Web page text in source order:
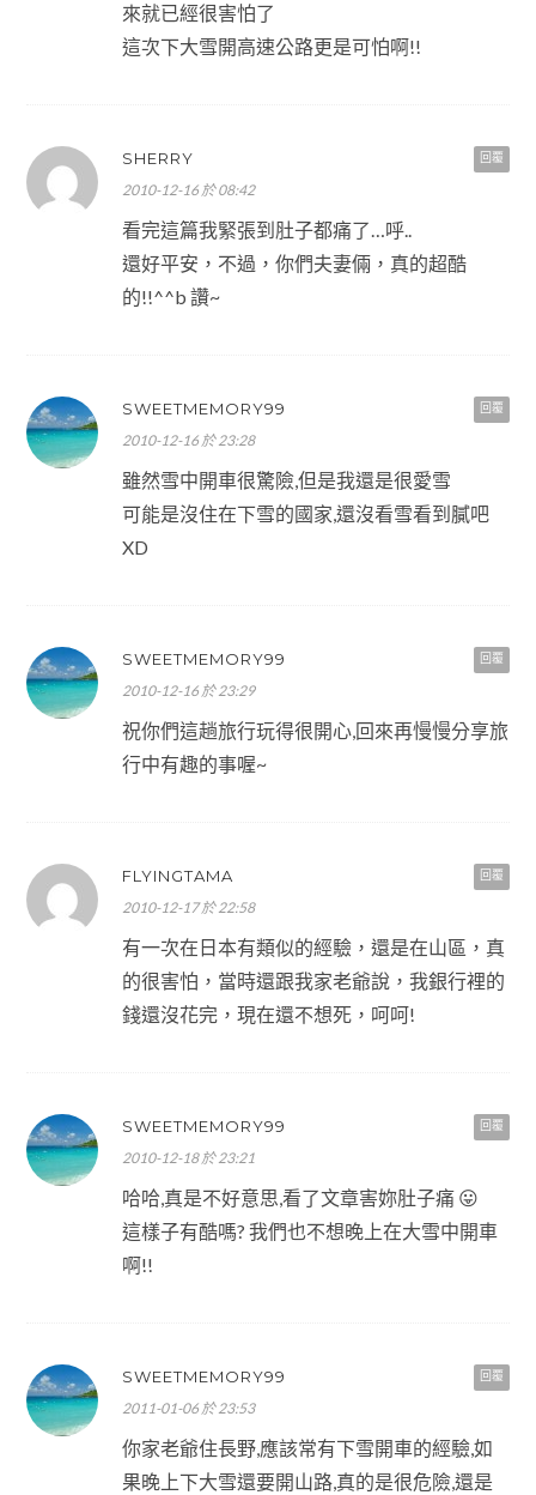
來就已經很害怕了
這次下大雪開高速公路更是可怕啊!!
回覆
SHERRY
2010-12-16 於 08:42
看完這篇我緊張到肚子都痛了…呼..
還好平安，不過，你們夫妻倆，真的超酷
的!!^^b 讚~
回覆
SWEETMEMORY99
2010-12-16 於 23:28
雖然雪中開車很驚險,但是我還是很愛雪
可能是沒住在下雪的國家,還沒看雪看到膩吧
XD
回覆
SWEETMEMORY99
2010-12-16 於 23:29
祝你們這趟旅行玩得很開心,回來再慢慢分享旅
行中有趣的事喔~
回覆
FLYINGTAMA
2010-12-17 於 22:58
有一次在日本有類似的經驗，還是在山區，真
的很害怕，當時還跟我家老爺說，我銀行裡的
錢還沒花完，現在還不想死，呵呵!
回覆
SWEETMEMORY99
2010-12-18 於 23:21
哈哈,真是不好意思,看了文章害妳肚子痛 😛
這樣子有酷嗎? 我們也不想晚上在大雪中開車
啊!!
回覆
SWEETMEMORY99
2011-01-06 於 23:53
你家老爺住長野,應該常有下雪開車的經驗,如
果晚上下大雪還要開山路,真的是很危險,還是